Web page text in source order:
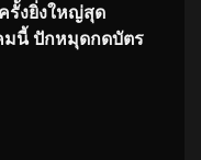
ครั้งยิ่งใหญ่สุด
มนี้ ปักหมุดกดบัตร